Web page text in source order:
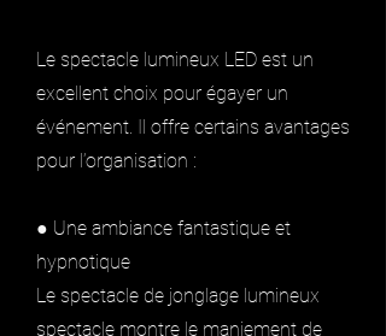
Le spectacle lumineux LED est un
excellent choix pour égayer un
événement. Il offre certains avantages
pour l’organisation :
● Une ambiance fantastique et
hypnotique
Le spectacle de jonglage lumineux
spectacle montre le maniement de